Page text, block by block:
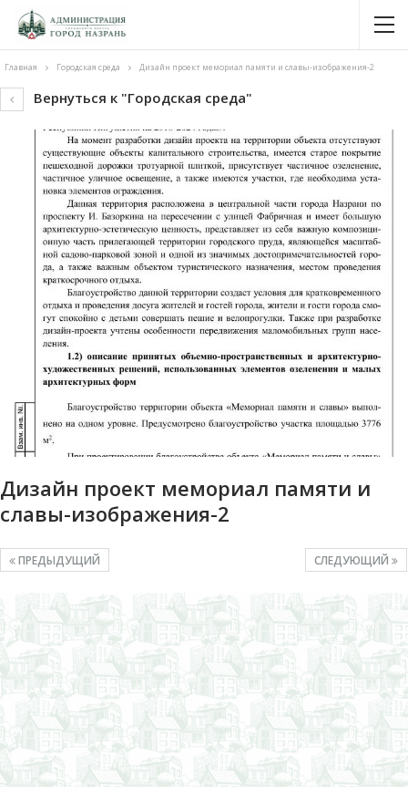
Главная Городская среда Дизайн проект мемориал памяти и славы-изображения-2
Вернуться к "Городская среда"
Дизайн проект мемориал памяти и
славы-изображения-2
СЛЕДУЮЩИЙ
ПРЕДЫДУЩИЙ